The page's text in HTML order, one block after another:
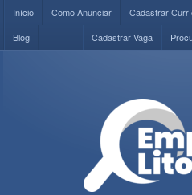
Início Como Anunciar Cadastrar
Blog
Cadastrar Vaga